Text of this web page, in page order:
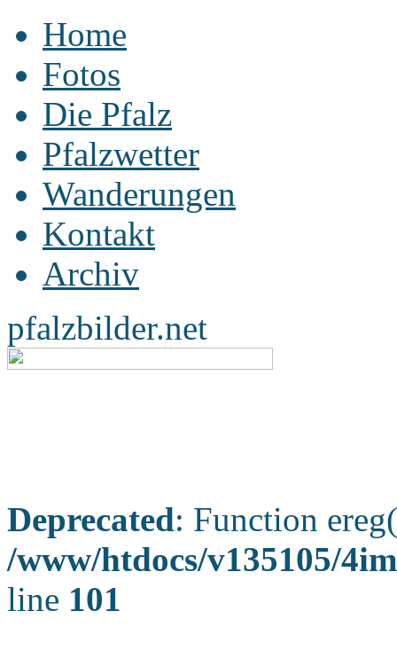
Home
Fotos
Die Pfalz
Pfalzwetter
Wanderungen
Kontakt
Archiv
pfalzbilder.net
Deprecated: Function
/www/htdocs/v135105/
line 101